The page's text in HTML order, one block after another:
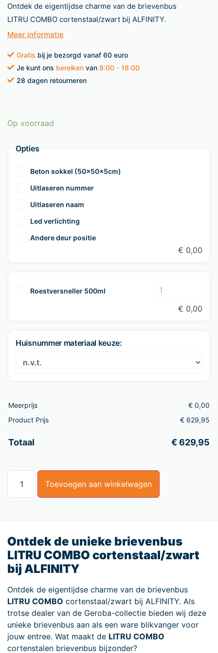
Ontdek de eigentijdse charme van de brievenbus
LITRU COMBO cortenstaal/zwart bij ALFINITY.
Meer informatie
Gratis bij je bezorgd vanaf 60 euro
Je kunt ons bereiken van 8:00 - 18:00
28 dagen retourneren
Op voorraad
Opties
Beton sokkel (50x50x5cm)
Uitlaseren nummer
Uitlaseren naam
Led verlichting
Andere deur positie
€ 0,00
Roestversneller 500ml
€ 0,00
Huisnummer materiaal keuze:
Meerprijs € 0,00
Product Prijs
€ 629,95
Totaal €629,95
Toevoegen aan winkelwagen
Ontdek de unieke brievenbus
LITRU COMBO cortenstaal/zwart
bij ALFINITY
Ontdek de eigentijdse charme van de brievenbus
LITRU COMBO cortenstaal/zwart bij ALFINITY. Als
trotse dealer van de Geroba-collectie bieden wij deze
unieke brievenbus aan als een ware blikvanger voor
jouw entree. Wat maakt de LITRU COMBO
cortenstalen brievenbus bijzonder?